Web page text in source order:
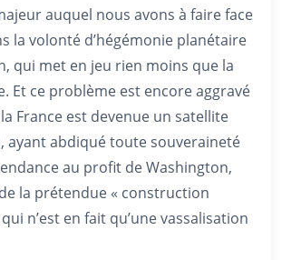
auquel nous avons à faire face
la volonté d’hégémonie planétaire
qui met en jeu rien moins que la
Et ce problème est encore aggravé
France est devenue un satellite
ayant abdiqué toute souveraineté
au profit de Washington,
la prétendue « construction
n’est en fait qu’une vassalisation